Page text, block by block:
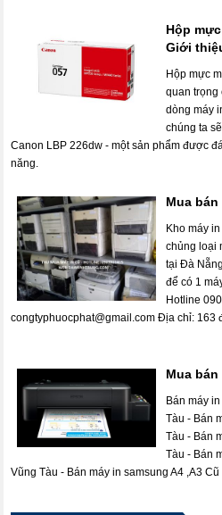
Hộp
Giới
Hộp mực
quan trọng
dòng máy
chúng ta
Canon LBP 226dw - một sản phẩm được
năng.
Mua
Kho máy
chủng loại
tại Đà
để có 1
Hotline
congtyphuocphat@gmail.com Địa chỉ: 163
Mua
Bán máy
Tàu - Bán
Tàu - Bán
Tàu - Bán
Vũng Tàu - Bán máy in samsung A4 ,A3